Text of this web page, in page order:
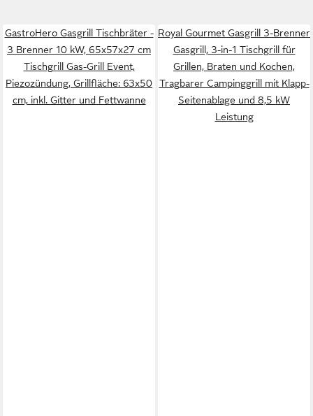
GastroHero Gasgrill Tischbräter -
3 Brenner 10 kW, 65x57x27 cm
Tischgrill Gas-Grill Event,
Piezozündung, Grillfläche: 63x50
cm, inkl. Gitter und Fettwanne
Royal Gourmet Gasgrill 3-Brenner
Gasgrill, 3-in-1 Tischgrill für
Grillen, Braten und Kochen,
Tragbarer Campinggrill mit Klapp-
Seitenablage und 8,5 kW
Leistung